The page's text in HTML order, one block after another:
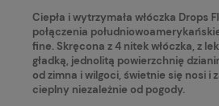
Ciepła i wytrzymała włóczka Drops
połączenia
fine. Skręcona z 4 nitek włóczka, z
gładką, jednolitą powierzchnię
od zimna i wilgoci, świetnie się nosi i
cieplny niezależnie od pogody.